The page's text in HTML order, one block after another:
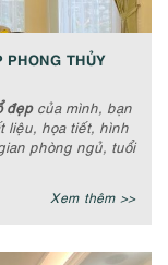
PHONG THỦY
đẹpcủa mình, bạn
liệu, họa tiết, hình
phòng ngủ, tuổi
Xem thêm >>